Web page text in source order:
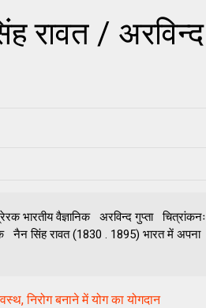
रावत / अरविन्द
भारतीय वैज्ञानिक अरविन्द गुप्ता चित्रांकनः
नैन सिंह रावत (1830 . 1895) भारत में अपना
निरोग बनाने में योग का योगदान